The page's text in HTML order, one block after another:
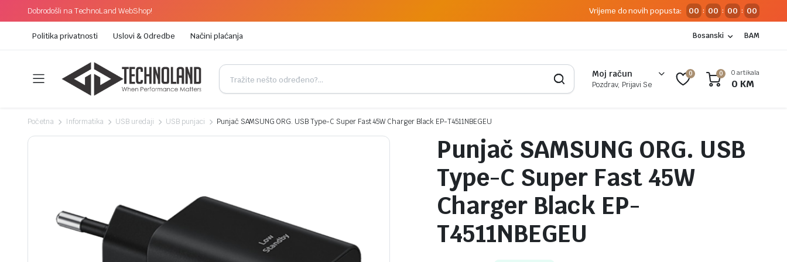
Dobrodošli na TechnoLand WebShop! Vrijeme do novih popusta: 00 : 00 : 00 : 00
Politika privatnosti Uslovi & Odredbe Načini plaćanja Bosanski BAM
Moj račun
Pozdrav, Prijavi Se
0 0 0 artikala
0 KM
Početna Informatika USB uredaji USB punjaci Punjač SAMSUNG ORG. USB Type-C Super Fast 45W Charger Black EP-T4511NBEGEU
Punjač SAMSUNG ORG. USB
Type-C Super Fast 45W
Charger Black EP-
T4511NBEGEU